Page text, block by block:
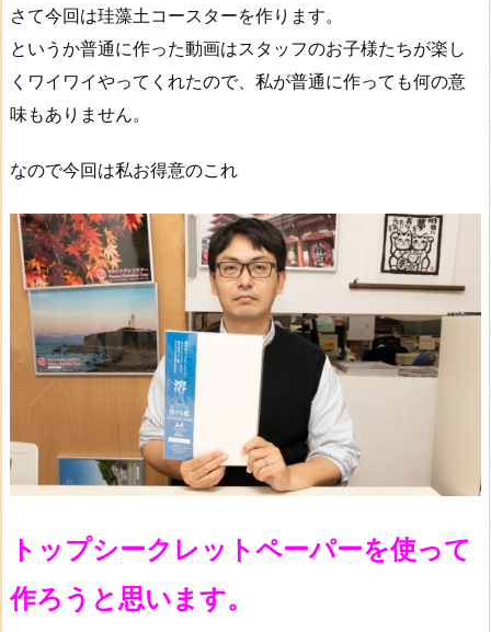
さて今回は珪藻土コースターを作ります。
というか普通に作った動画はスタッフのお子様たちが楽し
くワイワイやってくれたので、私が普通に作っても何の意
味もありません。
なので今回は私お得意のこれ
トップシークレットペーパーを使って
作ろうと思います。